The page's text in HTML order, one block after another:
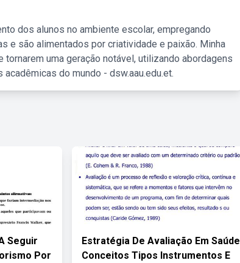
dos alunos no ambiente escolar, empregando
e são alimentados por criatividade e paixão. Minha
uma geração notável, utilizando abordagens
do mundo - dsw.aau.edu.et.
Seguir
Por
Estratégia De Avaliação Em Saúde
Conceitos Tipos Instrumentos E